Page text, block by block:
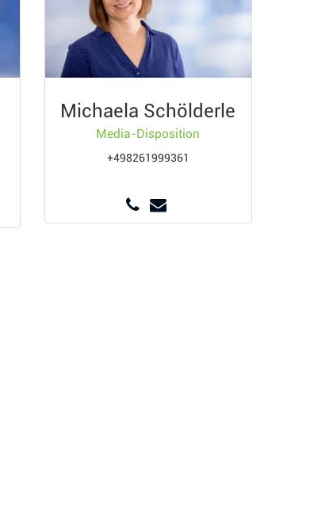
Michaela Schölderle
Media-Disposition
+498261999361